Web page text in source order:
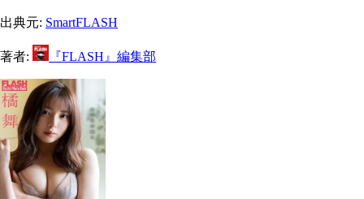
出典元: SmartFLASH
著者: 『FLASH』編集部